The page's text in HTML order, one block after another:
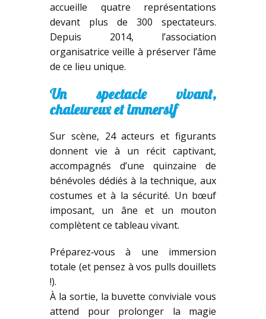
accueille quatre représentations
devant plus de 300 spectateurs.
Depuis 2014, l’association
organisatrice veille à préserver l’âme
de ce lieu unique.
Un spectacle vivant,
chaleureux et immersif
Sur scène, 24 acteurs et figurants
donnent vie à un récit captivant,
accompagnés d’une quinzaine de
bénévoles dédiés à la technique, aux
costumes et à la sécurité. Un bœuf
imposant, un âne et un mouton
complètent ce tableau vivant.
Préparez‑vous à une immersion
totale (et pensez à vos pulls douillets
!).
À la sortie, la buvette conviviale vous
attend pour prolonger la magie